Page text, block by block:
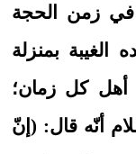
زمن الحجة
بمنزلة
أهل كل زمان؛
أنّه قال: (إنّ